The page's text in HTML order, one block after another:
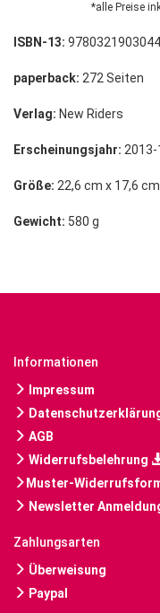
*alle Preise
ISBN-13:
paperback: 272 Seiten
Verlag: New Riders
Erscheinungsjahr:
Größe: 22,6 cm x 17,6
Gewicht: 580 g
Informationen
Impressum
AGB
Widerrufsbelehrung
Muster-
Newsletter
Zahlungsarten
Überweisung
Paypal